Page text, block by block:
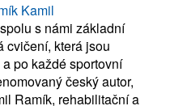
Kamil
s námi základní
cvičení, která jsou
po každé sportovní
český autor,
Ramík, rehabilitační a